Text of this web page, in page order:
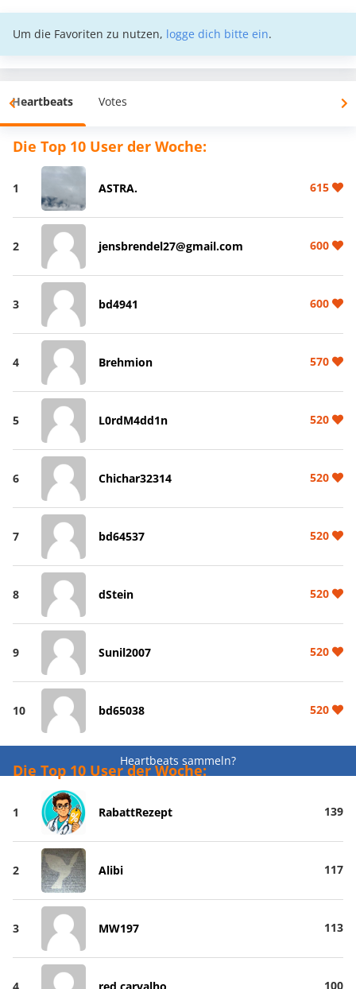
Um die Favoriten zu nutzen, logge dich bitte ein.
Heartbeats Votes
Die Top 10 User der Woche:
1 ASTRA. 615
2 jensbrendel27@gmail.com 600
3 bd4941 600
4 Brehmion 570
5 L0rdM4dd1n 520
6 Chichar32314 520
7 bd64537 520
8 dStein 520
9 Sunil2007 520
10 bd65038 520
Heartbeats sammeln?
Die Top 10 User der Woche:
1 RabattRezept 139
2 Alibi 117
3 MW197 113
100